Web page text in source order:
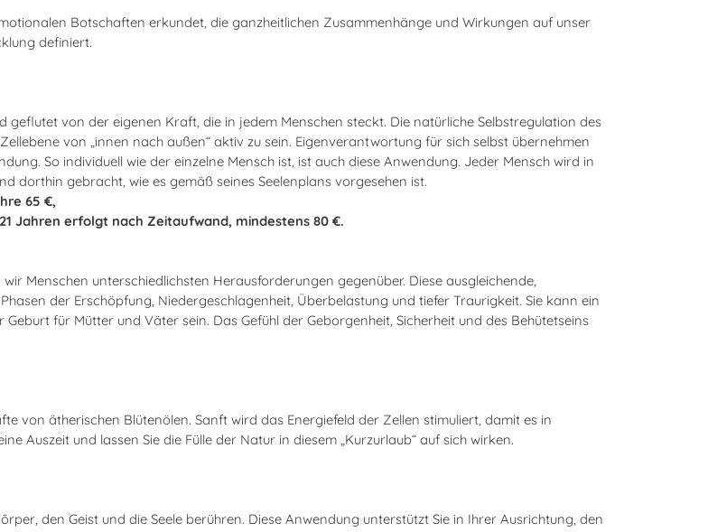
Botschaften erkundet, die ganzheitlichen Zusammenhänge und Wirkungen auf unser
definiert.
geflutet von der eigenen Kraft, die in jedem Menschen steckt. Die natürliche Selbstregulation des
von „innen nach außen“ aktiv zu sein. Eigenverantwortung für sich selbst übernehmen
So individuell wie der einzelne Mensch ist, ist auch diese Anwendung. Jeder Mensch wird in
dorthin gebracht, wie es gemäß seines Seelenplans vorgesehen ist.
65 €,
Jahren erfolgt nach Zeitaufwand, mindestens 80 €.
Menschen unterschiedlichsten Herausforderungen gegenüber. Diese ausgleichende,
der Erschöpfung, Niedergeschlagenheit, Überbelastung und tiefer Traurigkeit. Sie kann ein
für Mütter und Väter sein. Das Gefühl der Geborgenheit, Sicherheit und des Behütetseins
von ätherischen Blütenölen. Sanft wird das Energiefeld der Zellen stimuliert, damit es in
Auszeit und lassen Sie die Fülle der Natur in diesem „Kurzurlaub“ auf sich wirken.
den Geist und die Seele berühren. Diese Anwendung unterstützt Sie in Ihrer Ausrichtung, den